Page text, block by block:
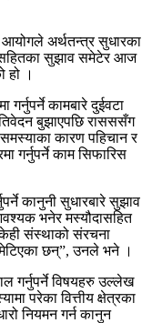
आयोगले अर्थतन्त्र सुधारका
सुझाव समेटेर आज
हो ।
गर्नुपर्ने कामबारे दुईवटा
बुझाएपछि रासससँग
कारण पहिचान र
गर्नुपर्ने काम सिफारिस
कानुनी सुधारबारे सुझाव
भनेर मस्यौदासहित
संस्थाको संरचना
छन्”, उनले भने ।
गर्नुपर्ने विषयहरु उल्लेख
परेका वित्तीय क्षेत्रका
नियमन गर्न कानुन